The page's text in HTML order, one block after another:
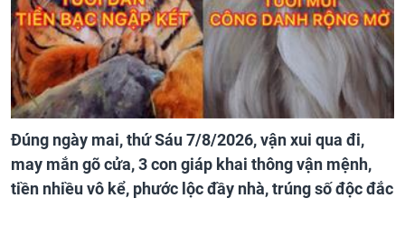
Đúng ngày mai, thứ Sáu 7/8/2026, vận xui qua đi,
may mắn gõ cửa, 3 con giáp khai thông vận mệnh,
tiền nhiều vô kể, phước lộc đầy nhà, trúng số độc đắc